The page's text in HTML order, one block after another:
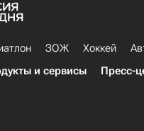
ЗОЖ Хоккей
и сервисы Пресс-